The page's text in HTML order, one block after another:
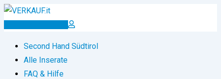
Zum
Inserat erstellen
Second Hand Südtirol
Alle Inserate
FAQ & Hilfe